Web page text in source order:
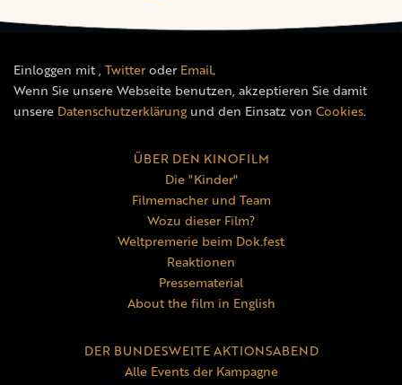
Einloggen mit, Twitteroder Email.
Wenn Sie unsere Webseite benutzen, akzeptieren Sie damit
unsere Datenschutzerklärungund den Einsatz von Cookies.
ÜBER DEN KINOFILM
Die "Kinder"
Filmemacher und Team
Wozu dieser Film?
Weltpremerie beim Dok.fest
Reaktionen
Pressematerial
About the film in English
DER BUNDESWEITE AKTIONSABEND
Alle Events der Kampagne